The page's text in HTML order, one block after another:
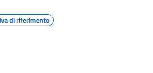
di riferimento